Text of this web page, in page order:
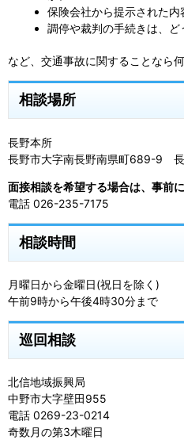
保険会社から提示された内
調停や裁判の手続きは、ど
など、交通事故に関することなら
相談場所
長野本所
長野市大字南長野南県町689-9
面接相談を希望する場合は、事前
電話 026-235-7175
相談時間
月曜日から金曜日(祝日を除く)
午前9時から午後4時30分まで
巡回相談
北信地域振興局
中野市大字壁田955
電話 0269-23-0214
奇数月の第3木曜日